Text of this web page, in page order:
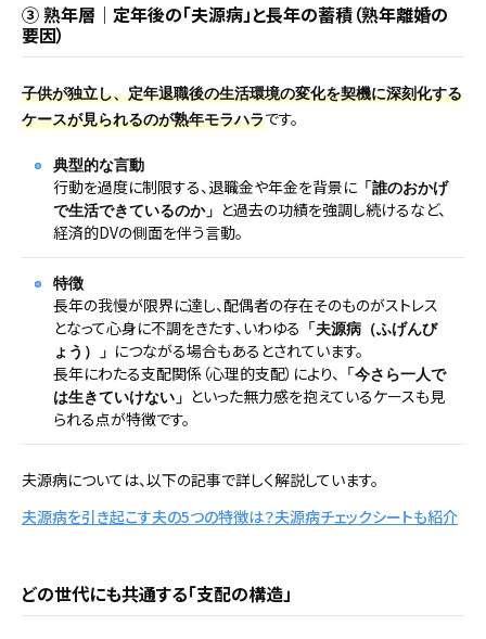
③ 熟年層｜定年後の「夫源病」と長年の蓄積（熟年離婚の
要因）
子供が独立し、定年退職後の生活環境の変化を契機に深刻化する
ケースが見られるのが熟年モラハラです。
典型的な言動
行動を過度に制限する、退職金や年金を背景に 「誰のおかげ
で生活できているのか」 と過去の功績を強調し続けるなど、
経済的DVの側面を伴う言動。
特徴
長年の我慢が限界に達し、配偶者の存在そのものがストレス
となって心身に不調をきたす、いわゆる
「夫源病（ふげんび
ょう）」 につながる場合もあるとされています。
長年にわたる支配関係（心理的支配）により、
「今さら一人で
は生きていけない」 といった無力感を抱えているケースも見
られる点が特徴です。
夫源病については、以下の記事で詳しく解説しています。
夫源病を引き起こす夫の5つの特徴は？夫源病チェックシートも紹介
どの世代にも共通する「支配の構造」